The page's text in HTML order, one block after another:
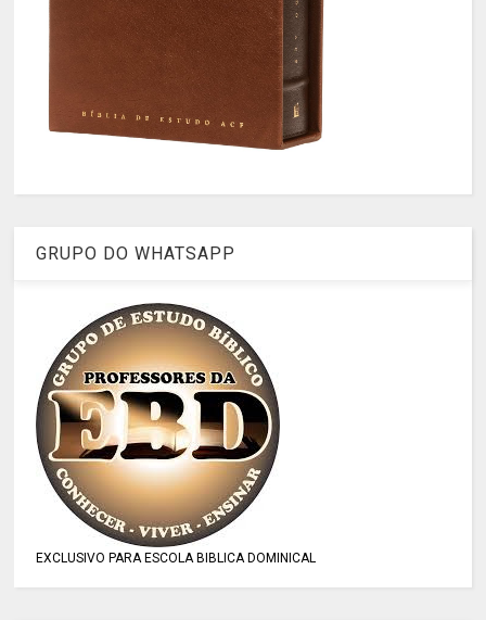
GRUPO DO WHATSAPP
EXCLUSIVO PARA ESCOLA BIBLICA DOMINICAL